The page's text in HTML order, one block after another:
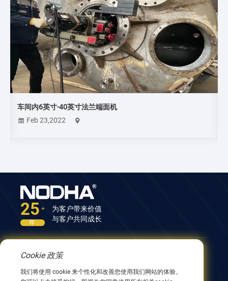
车间内6英寸-40英寸法兰端面机
Feb 23,2022
25 +
年
为客户带来价值
与客户共同成长
联系我们
中国江苏省无锡市兴阳路9号12号楼 214082
Cookie 政策
我们将使用 cookie 来个性化和改善您使用我们网站的体验。